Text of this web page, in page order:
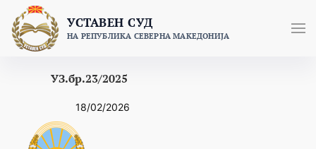
content
УСТАВЕН СУД
НА РЕПУБЛИКА СЕВЕРНА МАКЕДОНИЈА
УЗ.бр.23/2025
18/02/2026